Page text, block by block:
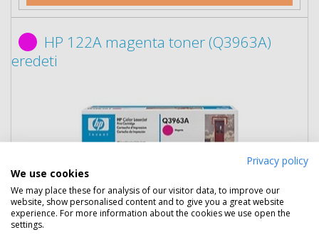
HP 122A magenta toner (Q3963A)
eredeti
24 990 Ft (bruttó 31 737 Ft)
Privacy policy
We use cookies
We may place these for analysis of our visitor data, to improve our
website, show personalised content and to give you a great website
experience. For more information about the cookies we use open the
settings.